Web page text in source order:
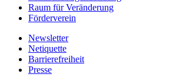
Raum für Veränderung
Förderverein
Newsletter
Netiquette
Barrierefreiheit
Presse